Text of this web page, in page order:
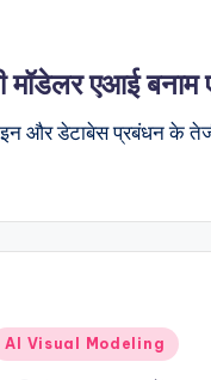
मॉडेलर एआई
और डेटाबेस प्रबंधन के
AI Visual Modeling